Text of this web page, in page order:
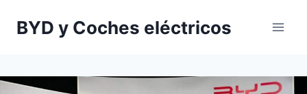
BYD y Coches eléctricos